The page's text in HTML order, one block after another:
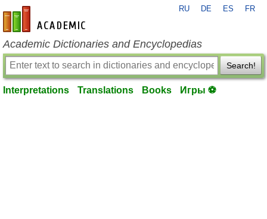
en-academic.com
RU DE ES FR
Academic Dictionaries and Encyclopedias
Search!
Interpretations Translations Books Игры ⚽